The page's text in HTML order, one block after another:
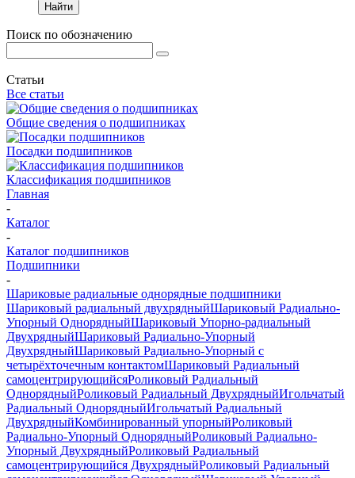
Найти
Поиск по обозначению
Статьи
Все статьи
Общие сведения о подшипниках
Посадки подшипников
Классификация подшипников
Главная
-
Каталог
-
Каталог подшипников
Подшипники
-
Шариковые радиальные однорядные подшипники
Шариковый радиальный двухрядныйШариковый Радиально-
Упорный ОднорядныйШариковый Упорно-радиальный
ДвухрядныйШариковый Радиально-Упорный
ДвухрядныйШариковый Радиально-Упорный с
четырёхточечным контактомШариковый Радиальный
самоцентрирующийсяРоликовый Радиальный
ОднорядныйРоликовый Радиальный ДвухрядныйИгольчатый
Радиальный ОднорядныйИгольчатый Радиальный
ДвухрядныйКомбинированный упорныйРоликовый
Радиально-Упорный ОднорядныйРоликовый Радиально-
Упорный ДвухрядныйРоликовый Радиальный
самоцентрирующийся ДвухрядныйРоликовый Радиальный